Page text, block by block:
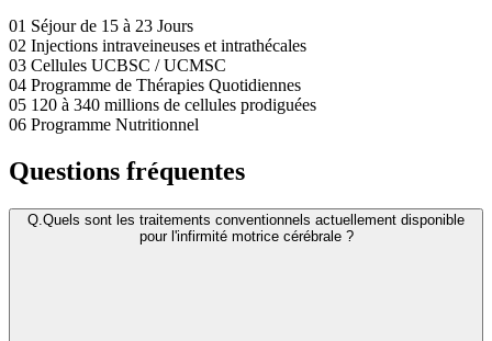
01 Séjour de 15 à 23 Jours
02 Injections intraveineuses et intrathécales
03 Cellules UCBSC / UCMSC
04 Programme de Thérapies Quotidiennes
05 120 à 340 millions de cellules prodiguées
06 Programme Nutritionnel
Questions fréquentes
Q. Quels sont les traitements conventionnels actuellement disponible
pour l'infirmité motrice cérébrale ?